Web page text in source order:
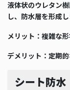
液体状のウレタン
し、防水層を形成し
メリット：複雑な
デメリット：定期的
シート防水